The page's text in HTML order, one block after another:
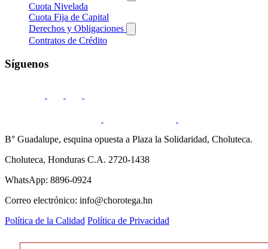
Cuota Nivelada
Cuota Fija de Capital
Derechos y Obligaciones
Contratos de Crédito
Síguenos
B° Guadalupe, esquina opuesta a Plaza la Solidaridad, Choluteca.
Choluteca, Honduras C.A. 2720-1438
WhatsApp: 8896-0924
Correo electrónico: info@chorotega.hn
Política de la Calidad Política de Privacidad